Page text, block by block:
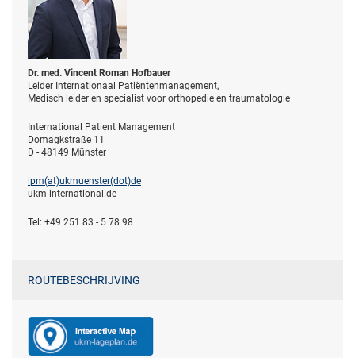
Dr. med. Vincent Roman Hofbauer
Leider Internationaal Patiëntenmanagement,
Medisch leider en specialist voor orthopedie en traumatologie
International Patient Management
Domagkstraße 11
D - 48149 Münster
ipm(at)­ukmuenster(dot)­de
ukm-international.de
Tel: +49 251 83 - 5 78 98
ROUTEBESCHRIJVING